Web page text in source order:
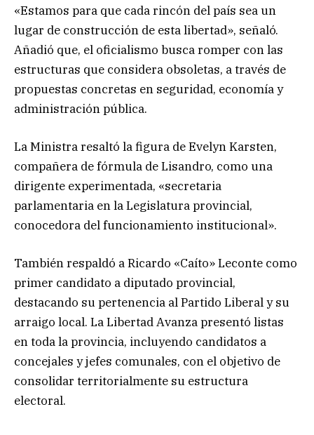
«Estamos para que cada rincón del país sea un
lugar de construcción de esta libertad», señaló.
Añadió que, el oficialismo busca romper con las
estructuras que considera obsoletas, a través de
propuestas concretas en seguridad, economía y
administración pública.
La Ministra resaltó la figura de Evelyn Karsten,
compañera de fórmula de Lisandro, como una
dirigente experimentada, «secretaria
parlamentaria en la Legislatura provincial,
conocedora del funcionamiento institucional».
También respaldó a Ricardo «Caíto» Leconte como
primer candidato a diputado provincial,
destacando su pertenencia al Partido Liberal y su
arraigo local. La Libertad Avanza presentó listas
en toda la provincia, incluyendo candidatos a
concejales y jefes comunales, con el objetivo de
consolidar territorialmente su estructura
electoral.